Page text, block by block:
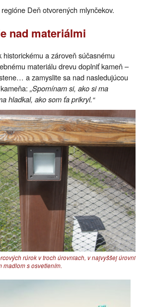
Deň otvorených mlynčekov.
nad materiálmi
historickému a zároveň súčasnému
materiálu drevu doplniť kameň –
a zamyslite sa nad nasledujúcou
„Spomínam si, ako si ma
hladkal, ako som ťa prikryl.“
rúrok v troch úrovniach, v najvyššej úrovni
madlom s osvetlením.